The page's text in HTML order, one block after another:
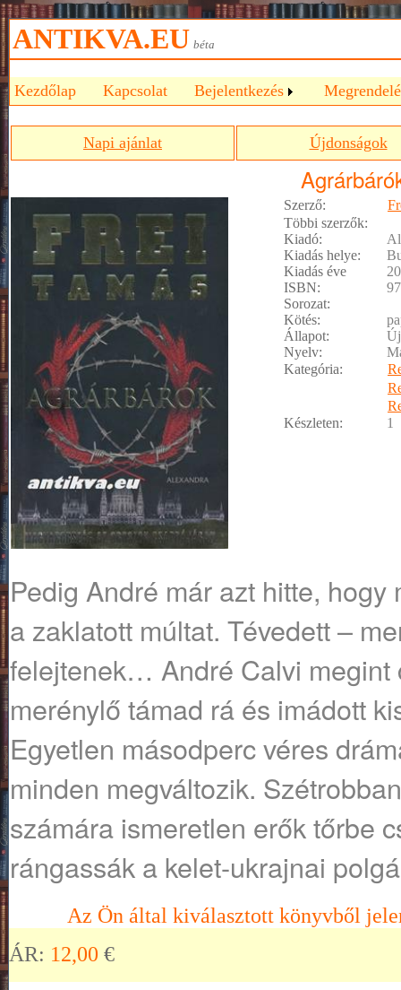
ANTIKVA.EU béta
Kezdőlap Kapcsolat Bejelentkezés
Napi ajánlat Újdonságok
Szerző:
Többi szerzők:
Kiadó:
Kiadás helye:
Kiadás éve
ISBN:
Sorozat:
Kötés:
Állapot:
Nyelv:
Kategória:
Készleten:
1
Pedig André már azt hitte,
a zaklatott múltat. Tévedett –
felejtenek… André Calvi megint
merénylő támad rá és imádott
Egyetlen másodperc véres
minden megváltozik.
számára ismeretlen erők tőrbe
rángassák a kelet-ukrajnai
Az Ön által kiválasztott könyvből
ÁR: 12,00 €